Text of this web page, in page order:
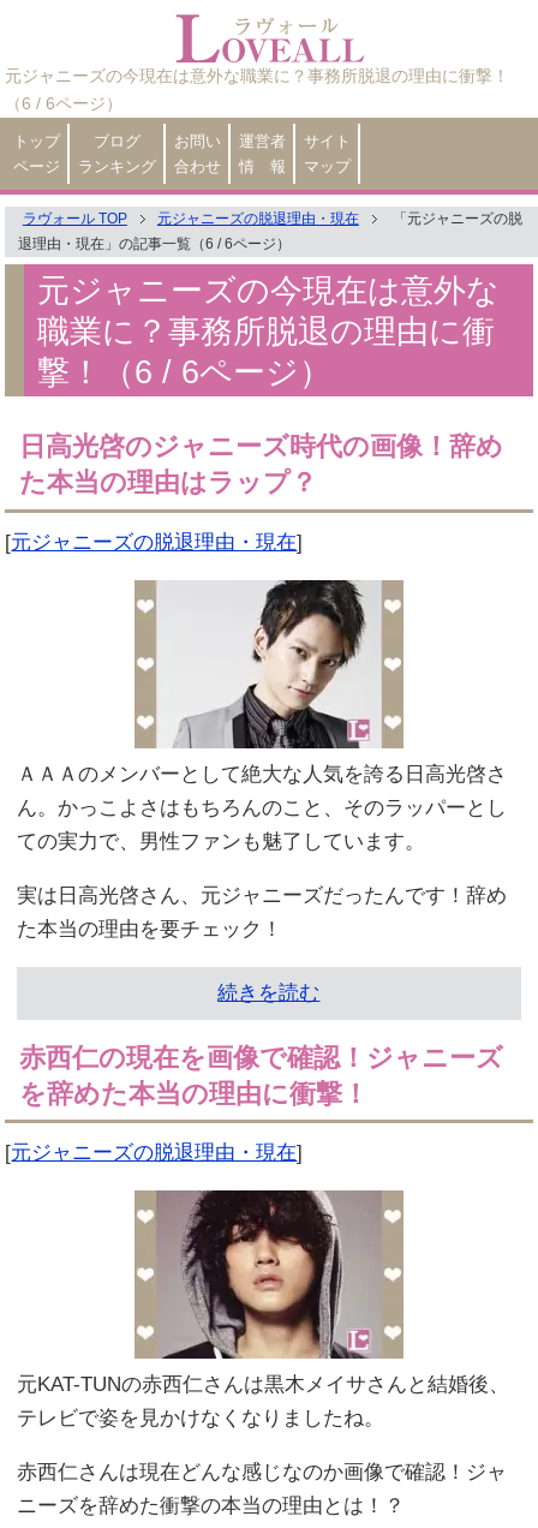
元ジャニーズの今現在は意外な職業に？事務所脱退の理由に衝撃！
（6 / 6ページ）
トップ
ページ
ブログ
ランキング
お問い
合わせ
運営者
情 報
サイト
マップ
ラヴォール TOP 元ジャニーズの脱退理由・現在
「元ジャニーズの脱
退理由・現在」の記事一覧（6 / 6ページ）
元ジャニーズの今現在は意外な
職業に？事務所脱退の理由に衝
撃！（6 / 6ページ）
日高光啓のジャニーズ時代の画像！辞め
た本当の理由はラップ？
[元ジャニーズの脱退理由・現在]
ＡＡＡのメンバーとして絶大な人気を誇る日高光啓さ
ん。かっこよさはもちろんのこと、そのラッパーとし
ての実力で、男性ファンも魅了しています。
実は日高光啓さん、元ジャニーズだったんです！辞め
た本当の理由を要チェック！
続きを読む
赤西仁の現在を画像で確認！ジャニーズ
を辞めた本当の理由に衝撃！
[元ジャニーズの脱退理由・現在]
元KAT-TUNの赤西仁さんは黒木メイサさんと結婚後、
テレビで姿を見かけなくなりましたね。
赤西仁さんは現在どんな感じなのか画像で確認！ジャ
ニーズを辞めた衝撃の本当の理由とは！？